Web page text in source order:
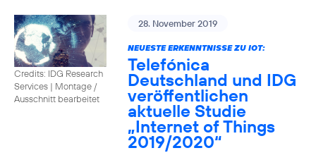
Credits: IDG Research
Services | Montage /
Ausschnitt bearbeitet
28. November 2019
NEUESTE ERKENNTNISSE ZU IOT:
Telefónica
Deutschland und IDG
veröffentlichen
aktuelle Studie
„Internet of Things
2019/2020“